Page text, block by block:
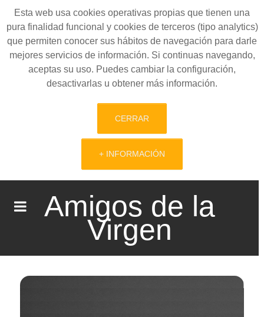
Esta web usa cookies operativas propias que tienen una
pura finalidad funcional y cookies de terceros (tipo analytics)
que permiten conocer sus hábitos de navegación para darle
mejores servicios de información. Si continuas navegando,
aceptas su uso. Puedes cambiar la configuración,
desactivarlas u obtener más información.
CERRAR
+ INFORMACIÓN
Amigos de la
Virgen